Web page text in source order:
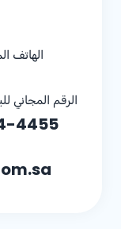
الهاتف
الرقم المجاني
4455